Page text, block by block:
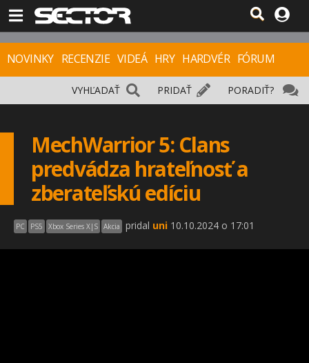
NOVINKY RECENZIE VIDEÁ HRY HARDVÉR FÓRUM
PORADIŤ?
PRIDAŤ
VYHĽADAŤ
MechWarrior 5: Clans
predvádza hrateľnosť a
zberateľskú edíciu
PC PS5 Xbox Series X|S Akcia pridal uni 10.10.2024 o 17:01